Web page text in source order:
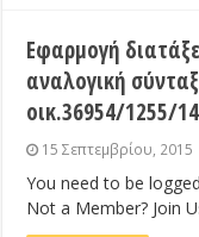
Εφαρμογή
αναλογική
οικ.36954/1255/
15 Σεπτεμβρίου, 2015
You need to be
Not a Member? Join